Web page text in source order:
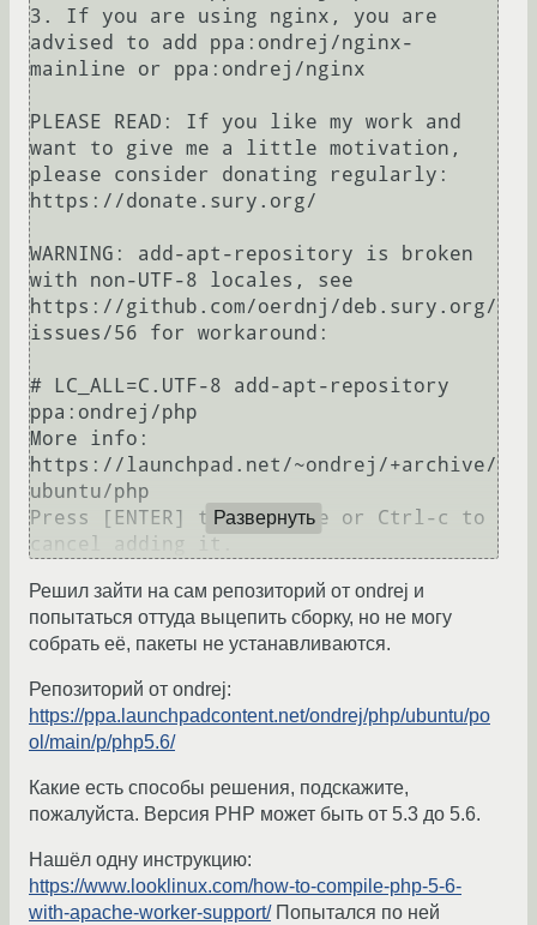
3. If you are using nginx, you are
advised to add ppa:ondrej/nginx-
mainline or ppa:ondrej/nginx
PLEASE READ: If you like my work and
want to give me a little motivation,
please consider donating regularly:
https://donate.sury.org/
WARNING: add-apt-repository is broken
with non-UTF-8 locales, see
https://github.com/oerdnj/deb.sury.org/
issues/56 for workaround:
# LC_ALL=C.UTF-8 add-apt-repository
ppa:ondrej/php
More info:
https://launchpad.net/~ondrej/+archive/
ubuntu/php
Press [ENTER] to continue or Ctrl-c to
Развернуть
Решил зайти на сам репозиторий от ondrej и
попытаться оттуда выцепить сборку, но не могу
собрать её, пакеты не устанавливаются.
Репозиторий от ondrej:
https://ppa.launchpadcontent.net/ondrej/php/ubuntu/po
ol/main/p/php5.6/
Какие есть способы решения, подскажите,
пожалуйста. Версия PHP может быть от 5.3 до 5.6.
Нашёл одну инструкцию:
https://www.looklinux.com/how-to-compile-php-5-6-
with-apache-worker-support/Попытался по ней